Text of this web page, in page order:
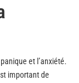
et l’anxiété.
important de